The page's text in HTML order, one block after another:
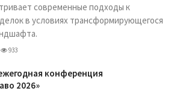
современные подходы к
в условиях трансформирующегося
933
конференция
2026»